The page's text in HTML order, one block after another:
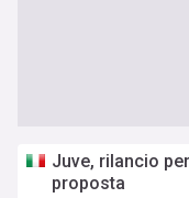
Juve, rilancio
proposta